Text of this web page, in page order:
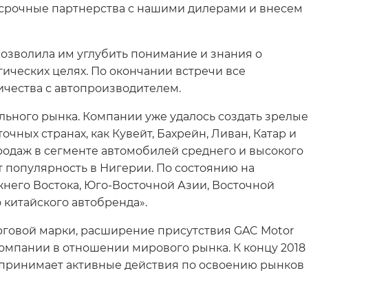
партнерства с нашими дилерами и внесем
им углубить понимание и знания о
целях. По окончании встречи все
с автопроизводителем.
рынка. Компании уже удалось создать зрелые
странах, как Кувейт, Бахрейн, Ливан, Катар и
в сегменте автомобилей среднего и высокого
популярность в Нигерии. По состоянию на
Востока, Юго-Восточной Азии, Восточной
автобренда».
марки, расширение присутствия GAC Motor
в отношении мирового рынка. К концу 2018
активные действия по освоению рынков